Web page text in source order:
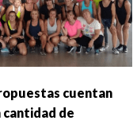
cuentan
cantidad de